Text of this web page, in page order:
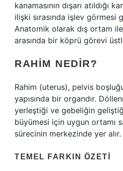
kanamasının dışarı atıldığı
ilişki sırasında işlev görmesi
Anatomik olarak dış ortam
arasında bir köprü görevi
RAHIM NEDIR?
Rahim (uterus), pelvis
yapısında bir organdır.
yerleştiği ve gebeliğin
büyümesi için uygun ortamı
sürecinin merkezinde yer alır.
TEMEL FARKIN ÖZETI